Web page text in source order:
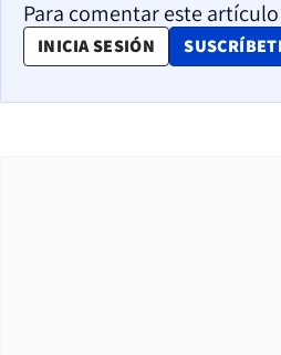
Para comentar este
INICIA SESIÓN OPENS IN